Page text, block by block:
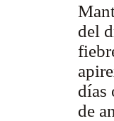
del
días
de